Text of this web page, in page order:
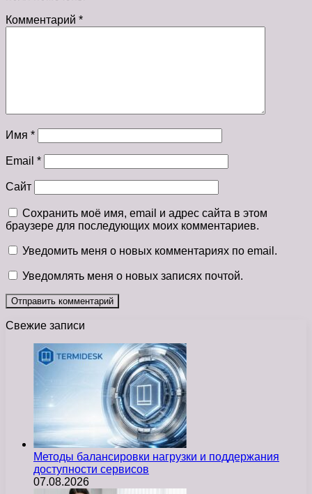
Комментарий *
Имя *
Email *
Сайт
Сохранить моё имя, email и адрес сайта в этом
браузере для последующих моих комментариев.
Уведомить меня о новых комментариях по email.
Уведомлять меня о новых записях почтой.
Свежие записи
Методы балансировки нагрузки и поддержания
доступности сервисов
07.08.2026